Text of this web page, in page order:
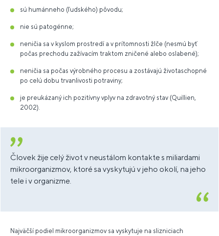
sú humánneho (ľudského) pôvodu;
nie sú patogénne;
neničia sa v kyslom prostredí a v prítomnosti žlče (nesmú byť
počas prechodu zažívacím traktom zničené alebo oslabené);
neničia sa počas výrobného procesu a zostávajú životaschopné
po celú dobu trvanlivosti potraviny;
je preukázaný ich pozitívny vplyv na zdravotný stav (Quillien,
2002).
Človek žije celý život v neustálom kontakte s miliardami
mikroorganizmov, ktoré sa vyskytujú v jeho okolí, na jeho
tele i v organizme.
Najväčší podiel mikroorganizmov sa vyskytuje na slizniciach